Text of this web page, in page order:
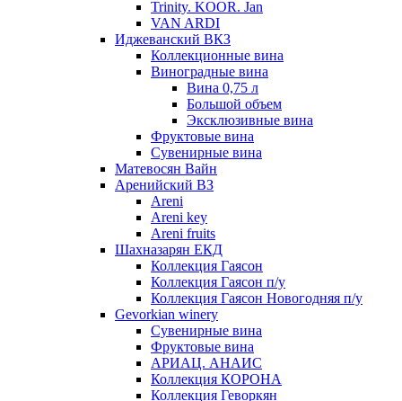
Trinity. KOOR. Jan
VAN ARDI
Иджеванский ВКЗ
Коллекционные вина
Виноградные вина
Вина 0,75 л
Большой объем
Эксклюзивные вина
Фруктовые вина
Cувенирные вина
Матевосян Вайн
Аренийский ВЗ
Areni
Areni key
Areni fruits
Шахназарян ЕКД
Коллекция Гаясон
Коллекция Гаясон п/у
Коллекция Гаясон Новогодняя п/у
Gevorkian winery
Сувенирные вина
Фруктовые вина
АРИАЦ. АНАИС
Коллекция КОРОНА
Коллекция Геворкян